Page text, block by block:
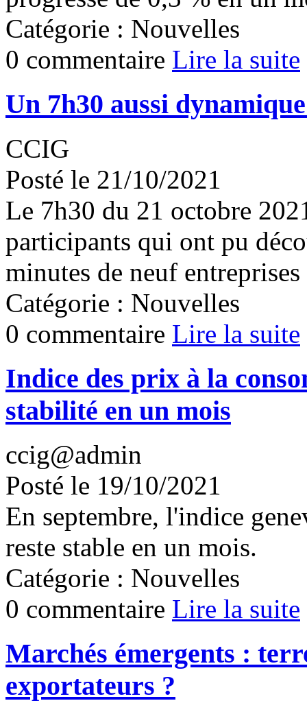
Catégorie : Nouvelles
0 commentaire Lire la suite
Un 7h30 aussi
CCIG
Posté le 21/10/2021
Le 7h30 du 21 octobre
participants qui ont pu
minutes de neuf
Catégorie : Nouvelles
0 commentaire Lire la suite
Indice des prix à la
stabilité en un mois
ccig@admin
Posté le 19/10/2021
En septembre, l'indice
reste stable en un mois.
Catégorie : Nouvelles
0 commentaire Lire la suite
Marchés émergents :
exportateurs ?